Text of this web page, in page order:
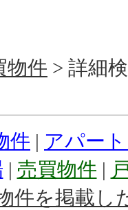
物件 > 詳細
件 | アパー
| 売買物件 |
件を掲載し